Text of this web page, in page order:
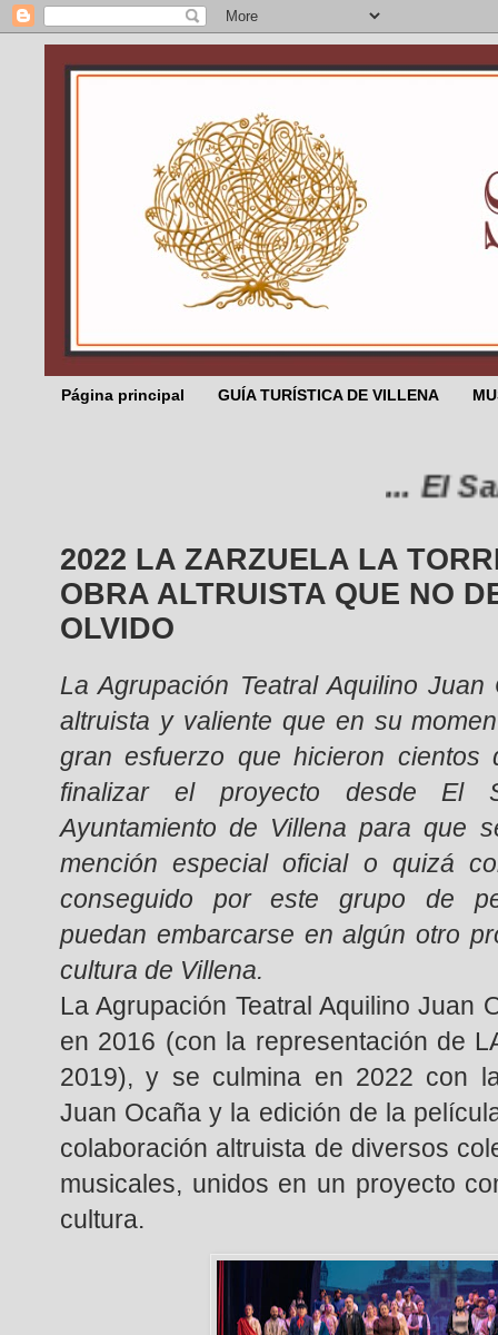
Página principal GUÍA TURÍSTICA DE VILLENA
... El
2022 LA ZARZUELA LA
OBRA ALTRUISTA QUE NO
OLVIDO
La Agrupación Teatral Aquilino
altruista y valiente que en su
gran esfuerzo que hicieron
finalizar el proyecto desde El
Ayuntamiento de Villena para que
mención especial oficial o quizá
conseguido por este grupo de
puedan embarcarse en algún otro
cultura de Villena.
La Agrupación Teatral Aquilino Juan
en 2016 (con la representación de
2019), y se culmina en 2022 con
Juan Ocaña y la edición de la
colaboración altruista de diversos
musicales, unidos en un proyecto
cultura.